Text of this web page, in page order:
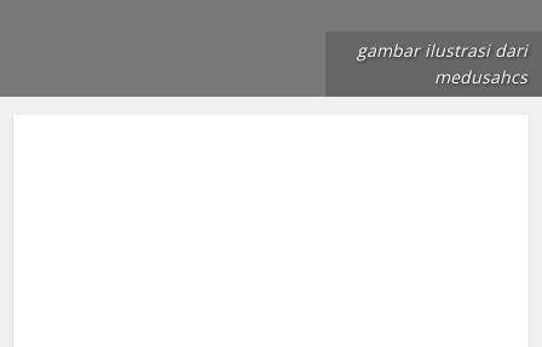
gambar ilustrasi dari
medusahcs